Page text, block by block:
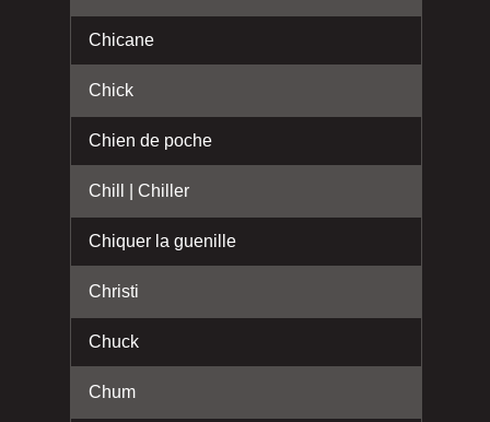
Chicane
Chick
Chien de poche
Chill | Chiller
Chiquer la guenille
Christi
Chuck
Chum